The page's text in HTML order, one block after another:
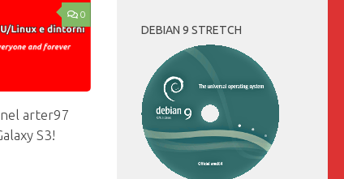
0
arter97
S3!
DEBIAN 9 STRETCH